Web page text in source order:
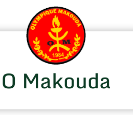
O Makouda